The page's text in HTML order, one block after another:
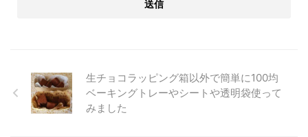
生チョコラッピング箱以外で簡単に100均
ベーキングトレーやシートや透明袋使って
みました